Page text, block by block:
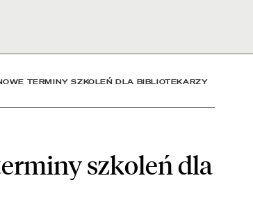
dla bibliotekarzy
TERMINY SZKOLEŃ DLA BIBLIOTEKARZY
szkoleń dla